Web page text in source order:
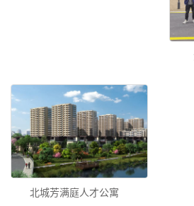
北城芳满庭人才公寓